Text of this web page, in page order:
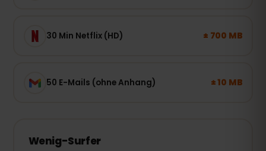
30 Min Netflix (HD) ± 700 MB
50 E-Mails (ohne Anhang) ± 10 MB
Wenig-Surfer